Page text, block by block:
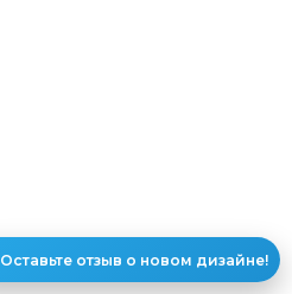
Оставьте отзыв о новом дизайне!